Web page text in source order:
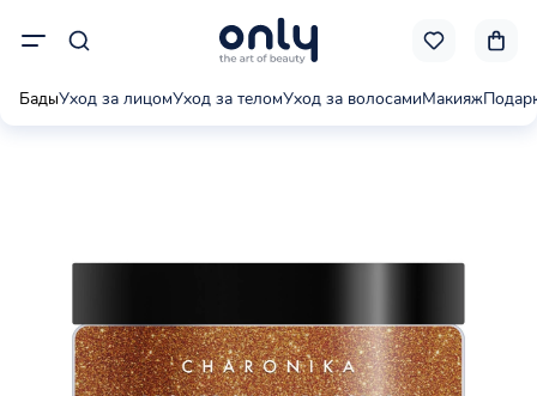
БадыУход за лицомУход за теломУход за волосамиМакияж